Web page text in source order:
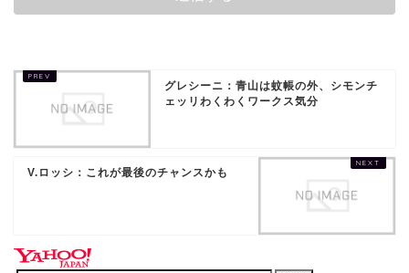
グレシーニ：青山は蚊帳の外、シモンチ
ェッリわくわくワークス気分
V.ロッシ：これが最後のチャンスかも